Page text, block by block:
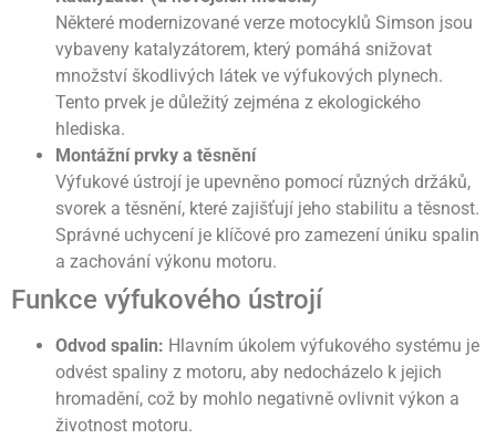
Některé modernizované verze motocyklů Simson jsou
vybaveny katalyzátorem, který pomáhá snižovat
množství škodlivých látek ve výfukových plynech.
Tento prvek je důležitý zejména z ekologického
hlediska.
Montážní prvky a těsnění
Výfukové ústrojí je upevněno pomocí různých držáků,
svorek a těsnění, které zajišťují jeho stabilitu a těsnost.
Správné uchycení je klíčové pro zamezení úniku spalin
a zachování výkonu motoru.
Funkce výfukového ústrojí
Odvod spalin: Hlavním úkolem výfukového systému je
odvést spaliny z motoru, aby nedocházelo k jejich
hromadění, což by mohlo negativně ovlivnit výkon a
životnost motoru.